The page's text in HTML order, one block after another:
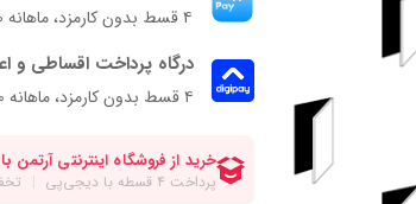
۴ قسط بدون کارمزد، ماهانه ۹۲۴٬۷۵۰ تومان
درگاه پرداخت اقساطی و
۴ قسط بدون کارمزد، ماهانه 924,750 تومان